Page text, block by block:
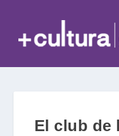
El club de